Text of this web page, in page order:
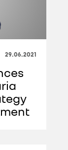
29.06.2021